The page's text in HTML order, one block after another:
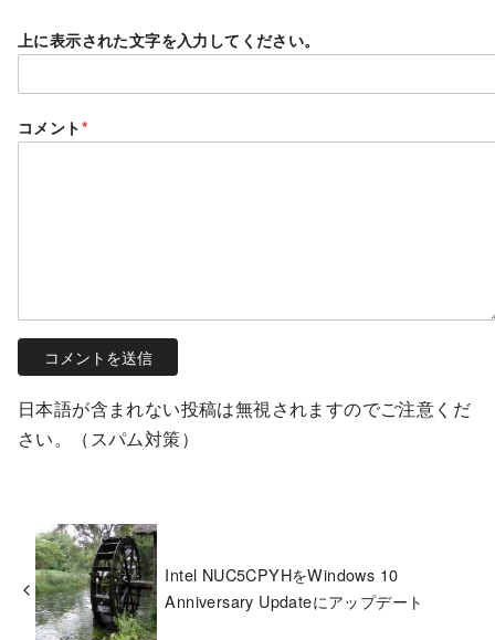
上に表示された文字を入力してください。
コメント*
日本語が含まれない投稿は無視されますのでご注意くだ
さい。（スパム対策）
Intel NUC5CPYHをWindows 10
Anniversary Updateにアップデート